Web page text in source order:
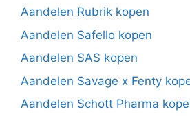
Aandelen Rubrik kopen
Aandelen Safello kopen
Aandelen SAS kopen
Aandelen Savage x Fenty
Aandelen Schott Pharma